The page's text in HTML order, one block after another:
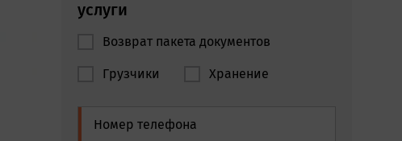
услуги
Возврат пакета документов
Грузчики Хранение